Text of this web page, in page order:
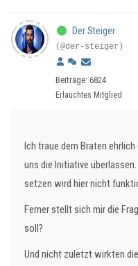
Der Steiger
(@der-steiger)
Beiträge: 6824
Erlauchtes Mitglied
Ich traue dem Braten
uns die Initiative
setzen wird hier nicht
Ferner stellt sich mir die
soll?
Und nicht zuletzt wirkten